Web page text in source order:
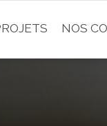
NOS